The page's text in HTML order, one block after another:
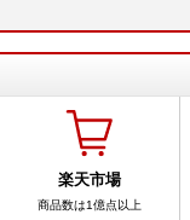
楽天市場
商品数は1億点以上